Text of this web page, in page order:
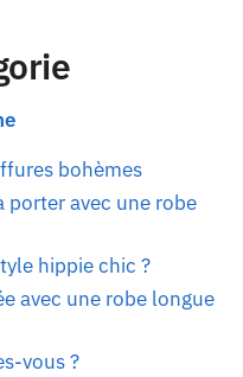
bohèmes
porter avec une robe
hippie chic ?
avec une robe longue
vous ?